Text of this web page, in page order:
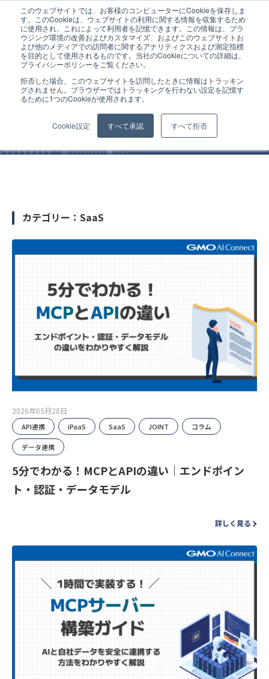
このウェブサイトでは、お客様のコンピューターにCookieを保存しま
す。このCookieは、ウェブサイトの利用に関する情報を収集するため
に使用され、これによって利用者を記憶できます。この情報は、ブラ
ウジング環境の改善およびカスタマイズ、およびこのウェブサイトお
よび他のメディアでの訪問者に関するアナリティクスおよび測定指標
を目的として使用されるものです。当社のCookieについての詳細は、
プライバシーポリシーをご覧ください。
拒否した場合、このウェブサイトを訪問したときに情報はトラッキン
グされません。ブラウザーではトラッキングを行わない設定を記憶す
るために1つのCookieが使用されます。
Cookie設定 すべて承認 すべて拒否
ホーム SaaS
コラム
カテゴリー：SaaS
2026年05月28日
API連携 iPaaS SaaS JOINT コラム
データ連携
5分でわかる！MCPとAPIの違い｜エンドポイン
ト・認証・データモデル
詳しく見る